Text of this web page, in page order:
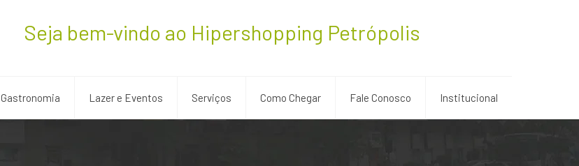
Gastronomia Lazer e Eventos Serviços Como Chegar Fale Conosco Institucional
Seja bem-vindo ao Hipershopping Petrópolis